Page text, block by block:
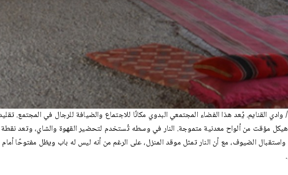
القنايم. يُعد هذا الفضاء المجتمعي البدوي مكانًا للاجتماع والضيافة للرجال في المجتمع.
مؤقت من ألواح معدنية متموجة. النار في وسطه تُستخدم لتحضير القهوة والشاي، وتعد
الضيوف، مع أن النار تمثل موقد المنزل، على الرغم من أنه ليس له باب ويظل مفتوحًا